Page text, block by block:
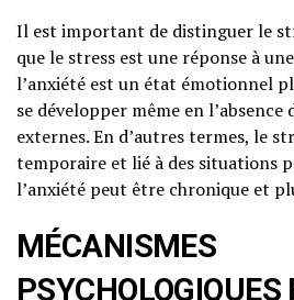
Il est important de distinguer le
que le stress est une réponse à
l’anxiété est un état émotionnel
se développer même en l’absence
externes. En d’autres termes, le
temporaire et lié à des situations
l’anxiété peut être chronique et
MÉCANISMES
PSYCHOLOGIQUES